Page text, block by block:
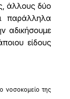
άλλους δύο
παράλληλα
αδικήσουμε
είδους
νοσοκομείο της